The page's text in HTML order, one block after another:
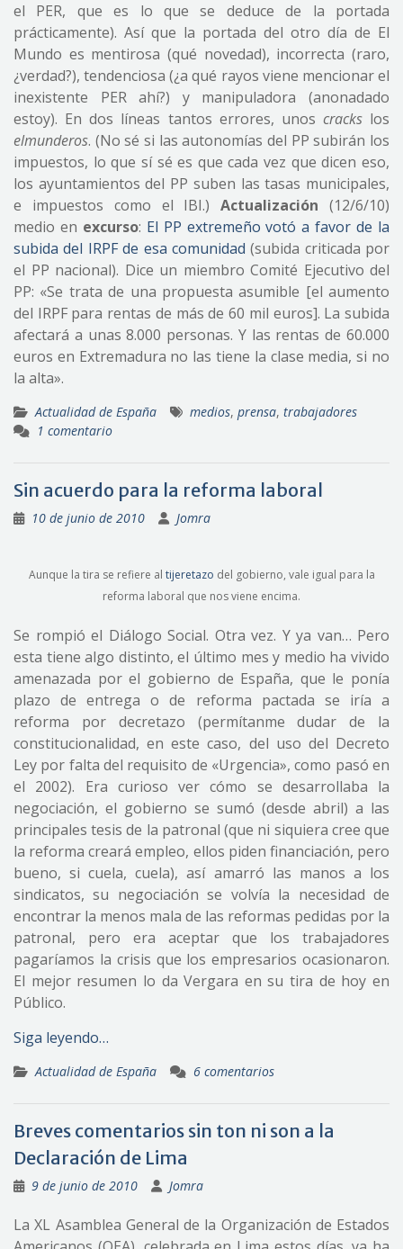
el PER, que es lo que se deduce de la portada
prácticamente). Así que la portada del otro día de El
Mundo es mentirosa (qué novedad), incorrecta (raro,
¿verdad?), tendenciosa (¿a qué rayos viene mencionar el
inexistente PER ahí?) y manipuladora (anonadado
estoy). En dos líneas tantos errores, unos crackslos
elmunderos. (No sé si las autonomías del PP subirán los
impuestos, lo que sí sé es que cada vez que dicen eso,
los ayuntamientos del PP suben las tasas municipales,
e impuestos como el IBI.)Actualización (12/6/10)
medio en excurso: El PP extremeño votó a favor de la
subida del IRPF de esa comunidad (subida criticada por
el PP nacional). Dice un miembro Comité Ejecutivo del
PP: «Se trata de una propuesta asumible [el aumento
del IRPF para rentas de más de 60 mil euros]. La subida
afectará a unas 8.000 personas. Y las rentas de 60.000
euros en Extremadura no las tiene la clase media, si no
la alta».
Actualidad de España medios, prensa, trabajadores
1 comentario
Sin acuerdo para la reforma laboral
10 de junio de 2010 Jomra
Aunque la tira se refiere al tijeretazo del gobierno, vale igual para la
reforma laboral que nos viene encima.
Se rompió el Diálogo Social. Otra vez. Y ya van… Pero
esta tiene algo distinto, el último mes y medio ha vivido
amenazada por el gobierno de España, que le ponía
plazo de entrega o de reforma pactada se iría a
reforma por decretazo (permítanme dudar de la
constitucionalidad, en este caso, del uso del Decreto
Ley por falta del requisito de «Urgencia», como pasó en
el 2002). Era curioso ver cómo se desarrollaba la
negociación, el gobierno se sumó (desde abril) a las
principales tesis de la patronal (que ni siquiera cree que
la reforma creará empleo, ellos piden financiación, pero
bueno, si cuela, cuela), así amarró las manos a los
sindicatos, su negociación se volvía la necesidad de
encontrar la menos mala de las reformas pedidas por la
patronal, pero era aceptar que los trabajadores
pagaríamos la crisis que los empresarios ocasionaron.
El mejor resumen lo da Vergara en su tira de hoy en
Público.
Siga leyendo…
Actualidad de España 6 comentarios
Breves comentarios sin ton ni son a la
Declaración de Lima
9 de junio de 2010 Jomra
La XL Asamblea General de la Organización de Estados